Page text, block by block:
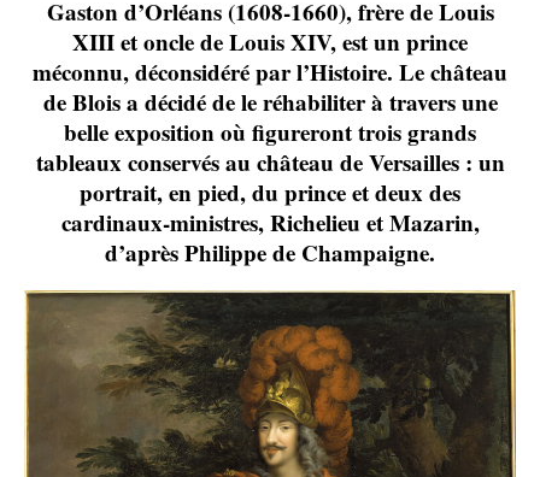
ABONNEMENT GRATUIT AU MAGAZINE
Gaston d’Orléans (1608-1660), frère de Louis
XIII et oncle de Louis XIV, est un prince
méconnu, déconsidéré par l’Histoire. Le château
de Blois a décidé de le réhabiliter à travers une
belle exposition où figureront trois grands
tableaux conservés au château de Versailles : un
portrait, en pied, du prince et deux des
cardinaux-ministres, Richelieu et Mazarin,
d’après Philippe de Champaigne.